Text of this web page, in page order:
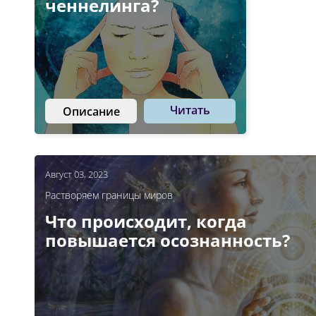
ченнелинга?
Описание Читать
Август 03, 2023
Растворяем границы миров
Что происходит, когда
повышается осознанность?